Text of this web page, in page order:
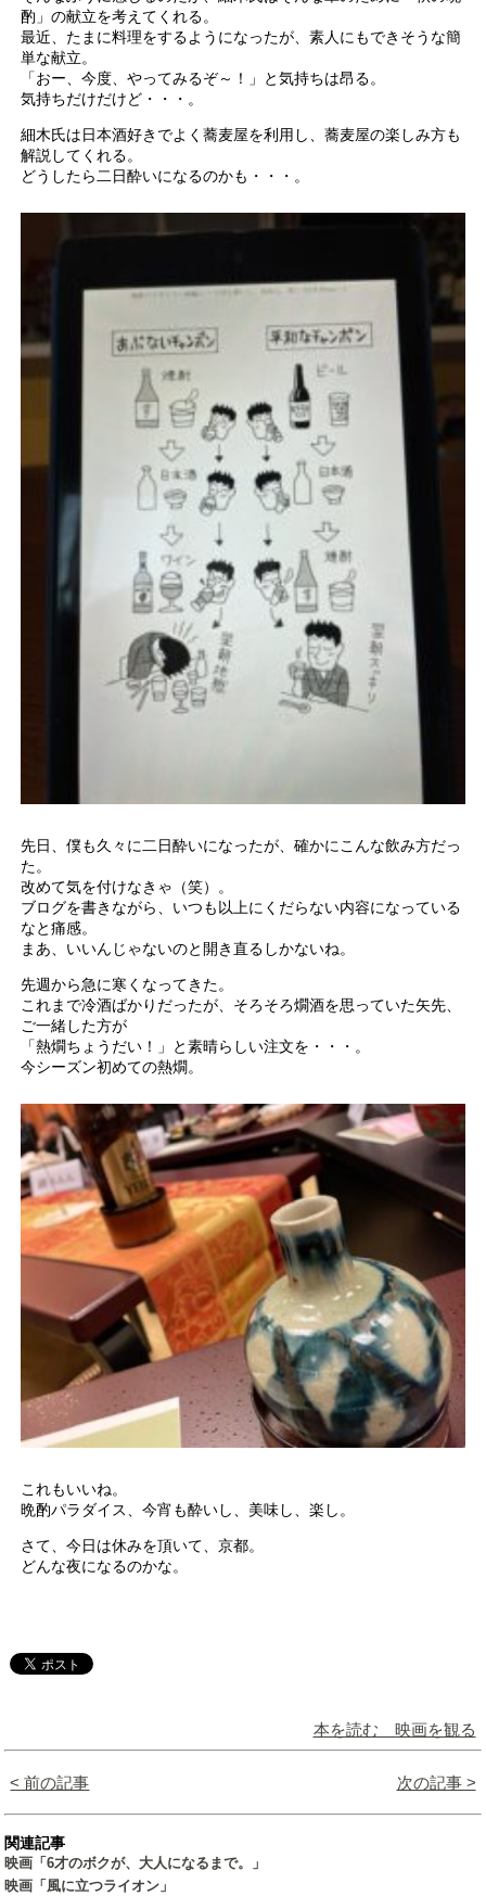
酌」の献立を考えてくれる。
最近、たまに料理をするようになったが、素人にもできそうな簡
単な献立。
「おー、今度、やってみるぞ～！」と気持ちは昂る。
気持ちだけだけど・・・。
細木氏は日本酒好きでよく蕎麦屋を利用し、蕎麦屋の楽しみ方も
解説してくれる。
どうしたら二日酔いになるのかも・・・。
先日、僕も久々に二日酔いになったが、確かにこんな飲み方だっ
た。
改めて気を付けなきゃ（笑）。
ブログを書きながら、いつも以上にくだらない内容になっている
なと痛感。
まあ、いいんじゃないのと開き直るしかないね。
先週から急に寒くなってきた。
これまで冷酒ばかりだったが、そろそろ燗酒を思っていた矢先、
ご一緒した方が
「熱燗ちょうだい！」と素晴らしい注文を・・・。
今シーズン初めての熱燗。
これもいいね。
晩酌パラダイス、今宵も酔いし、美味し、楽し。
さて、今日は休みを頂いて、京都。
どんな夜になるのかな。
本を読む 映画を観る
< 前の記事 次の記事 >
関連記事
映画「6才のボクが、大人になるまで。」
映画「風に立つライオン」